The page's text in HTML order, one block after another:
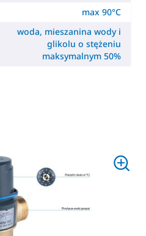
max 90°C
woda, mieszanina wody i
glikolu o stężeniu
maksymalnym 50%